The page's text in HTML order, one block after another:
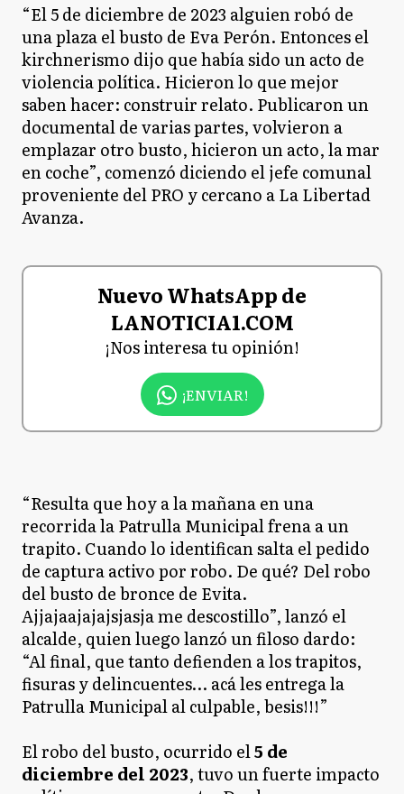
“El 5 de diciembre de 2023 alguien robó de
una plaza el busto de Eva Perón. Entonces el
kirchnerismo dijo que había sido un acto de
violencia política. Hicieron lo que mejor
saben hacer: construir relato. Publicaron un
documental de varias partes, volvieron a
emplazar otro busto, hicieron un acto, la mar
en coche”, comenzó diciendo el jefe comunal
proveniente del PRO y cercano a La Libertad
Avanza.
Nuevo WhatsApp de
LANOTICIA1.COM
¡Nos interesa tu opinión!
¡ENVIAR!
“Resulta que hoy a la mañana en una
recorrida la Patrulla Municipal frena a un
trapito. Cuando lo identifican salta el pedido
de captura activo por robo. De qué? Del robo
del busto de bronce de Evita.
Ajjajaajajajsjasja me descostillo”, lanzó el
alcalde, quien luego lanzó un filoso dardo:
“Al final, que tanto defienden a los trapitos,
fisuras y delincuentes… acá les entrega la
Patrulla Municipal al culpable, besis!!!”
El robo del busto, ocurrido el5 de
diciembre del 2023, tuvo un fuerte impacto